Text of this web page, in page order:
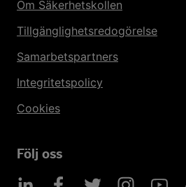
Om Säkerhetskollen
Tillgänglighetsredogörelse
Samarbetspartners
Integritetspolicy
Cookies
Följ oss